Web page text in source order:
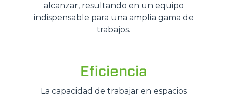
alcanzar, resultando en un equipo
indispensable para una amplia gama de
trabajos.
Eficiencia
La capacidad de trabajar en espacios